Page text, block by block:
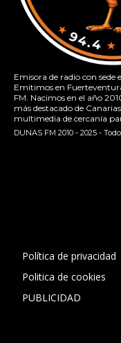
Emisora de radio con sede
Emitimos en
FM. Nacimos en el año
más destacado de
multimedia de cercanía
DUNAS FM 2010 - 2025 -
Política de privacidad
Politica de cookies
PUBLICIDAD